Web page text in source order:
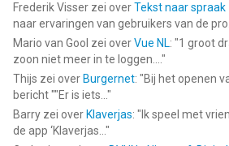
Frederik Visser zei overTekst naar spraak
naar ervaringen van gebruikers van de pro...
Mario van Gool zei overVue NL: "1 groot
zoon niet meer in te loggen.... "
Thijs zei over Burgernet: "Bij het openen
bericht ""Er is iets... "
Barry zei over Klaverjas: " Ik speel met
de app ‘Klaverjas... "